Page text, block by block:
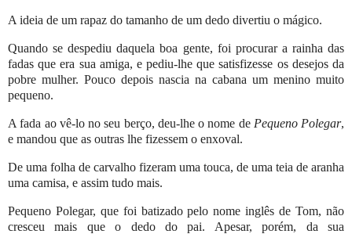
A ideia de um rapaz do tamanho de um dedo divertiu o mágico.
Quando se despediu daquela boa gente, foi procurar a rainha das
fadas que era sua amiga, e pediu-lhe que satisfizesse os desejos da
pobre mulher. Pouco depois nascia na cabana um menino muito
pequeno.
A fada ao vê-lo no seu berço, deu-lhe o nome de Pequeno Polegar,
e mandou que as outras lhe fizessem o enxoval.
De uma folha de carvalho fizeram uma touca, de uma teia de aranha
uma camisa, e assim tudo mais.
Pequeno Polegar, que foi batizado pelo nome inglês de Tom, não
cresceu mais que o dedo do pai. Apesar, porém, da sua